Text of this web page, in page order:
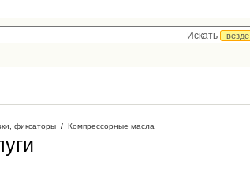
Искать
везде
фиксаторы / Компрессорные масла